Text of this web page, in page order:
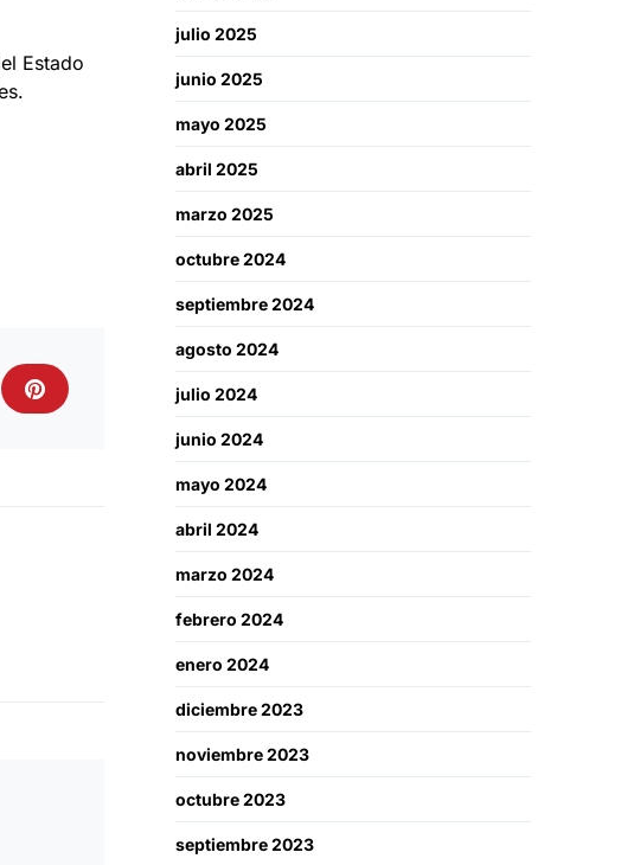
Estado
julio 2025
junio 2025
mayo 2025
abril 2025
marzo 2025
octubre 2024
septiembre 2024
agosto 2024
julio 2024
junio 2024
mayo 2024
abril 2024
marzo 2024
febrero 2024
enero 2024
diciembre 2023
noviembre 2023
octubre 2023
septiembre 2023